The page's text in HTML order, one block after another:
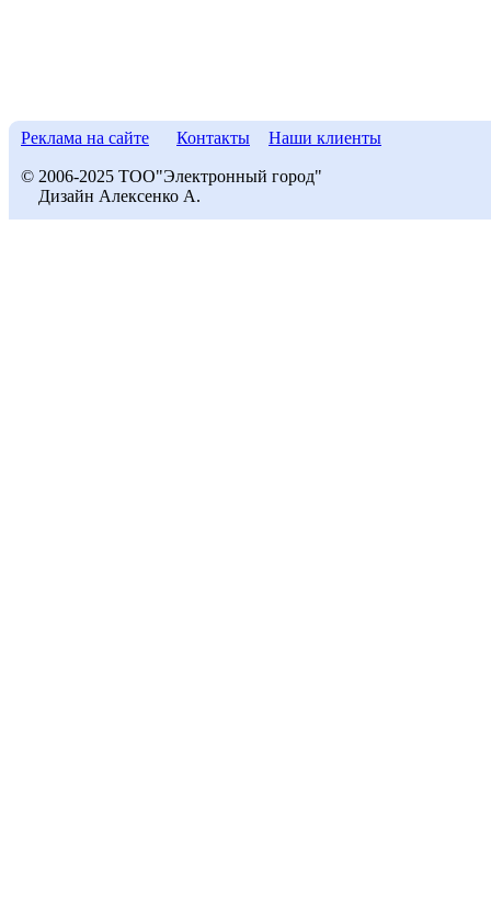
Реклама на сайте Контакты Наши клиенты
© 2006-2025 ТОО"Электронный город"
Дизайн Алексенко А.